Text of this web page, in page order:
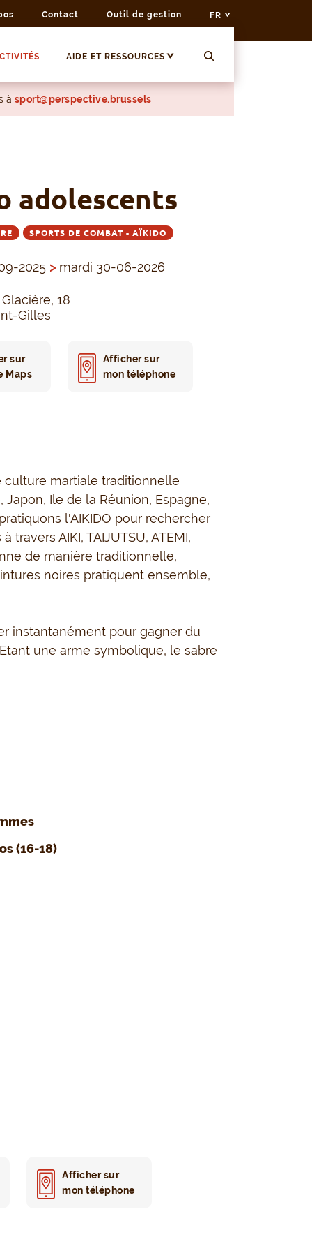
Contact Outil de gestion FR
AIDE ET RESSOURCES
à sport@perspective.brussels
adolescents
SPORTS DE COMBAT - AÏKIDO
2025 >mardi 30-06-2026
18
Gilles
sur
Maps
Afficher sur
mon téléphone
culture martiale traditionnelle
Ile de la Réunion, Espagne,
l'AIKIDO pour rechercher
AIKI, TAIJUTSU, ATEMI,
de manière traditionnelle,
noires pratiquent ensemble,
instantanément pour gagner du
une arme symbolique, le sabre
(16-18)
Afficher sur
mon téléphone